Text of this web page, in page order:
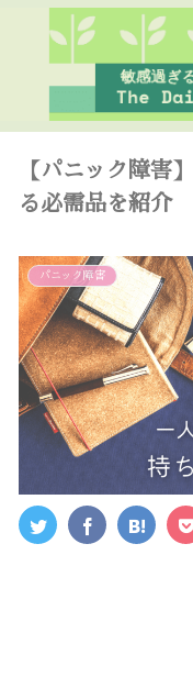
【パニック障害
る必需品を紹介
パニック障害